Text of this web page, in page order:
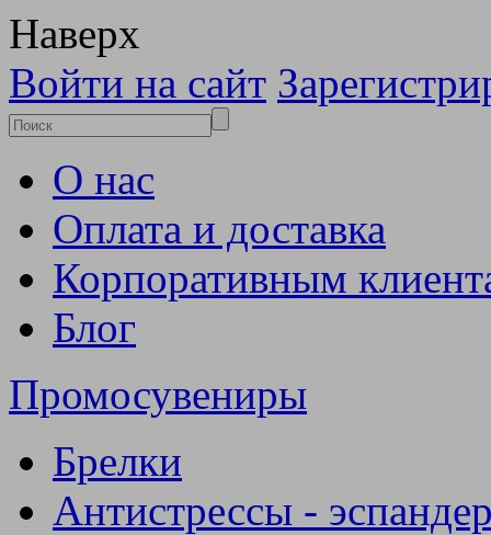
Наверх
Войти на сайт
О нас
Оплата и доставка
Корпоративным
Блог
Промосувениры
Брелки
Антистрессы -